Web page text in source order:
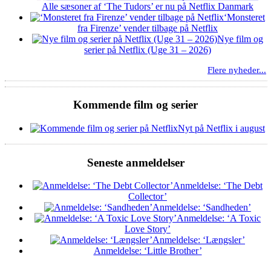
Alle sæsoner af ‘The Tudors’ er nu på Netflix Danmark
‘Monsteret
fra Firenze’ vender tilbage på Netflix
Nye film og
serier på Netflix (Uge 31 – 2026)
Flere nyheder...
Kommende film og serier
Nyt på Netflix i august
Seneste anmeldelser
Anmeldelse: ‘The Debt
Collector’
Anmeldelse: ‘Sandheden’
Anmeldelse: ‘A Toxic
Love Story’
Anmeldelse: ‘Længsler’
Anmeldelse: ‘Little Brother’